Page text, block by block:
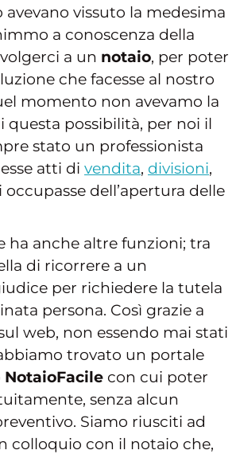
vissuto la medesima
a conoscenza della
a un notaio, per poter
che facesse al nostro
momento non avevamo la
questa possibilità, per noi il
stato un professionista
atti di vendita, divisioni,
occupasse dell’apertura delle
ha anche altre funzioni; tra
di ricorrere a un
per richiedere la tutela
persona. Così grazie a
web, non essendo mai stati
trovato un portale
NotaioFacile con cui poter
senza alcun
Siamo riusciti ad
colloquio con il notaio che,